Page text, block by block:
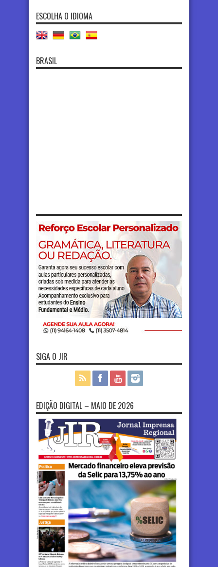
ESCOLHA O IDIOMA
BRASIL
SIGA O JIR
EDIÇÃO DIGITAL – MAIO DE 2026